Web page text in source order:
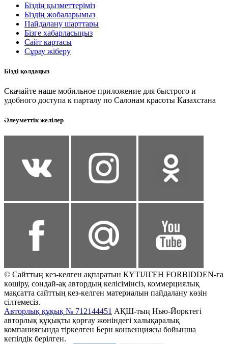
Біздің қызметтеріміз
Біздің жобаларымыз
Пайдалану шарттары
Бізге хабарласыңыз
Сайт картасы
Сұрау жіберу
Бізді қолдаңыз
Скачайте наше мобильное приложение для быстрого и
удобного доступа к парталу по Салонам красоты Казахстана
Әлеуметтік желілер
© Сайттың кез-келген ақпаратын КҮТІЛГЕН FORBIDDEN-ға
көшіру, сондай-ақ автордың келісімінсіз, коммерциялық
мақсатта сайттың кез-келген материалын пайдалану көзін
сілтемесіз.
Авторлық құқық № 712144451 АҚШ-тың Нью-Йорктегі
авторлық құқықты қорғау жөніндегі халықаралық
компаниясында тіркелген Берн конвенциясы бойынша
кепілдік берілген.